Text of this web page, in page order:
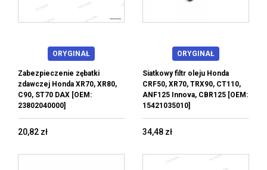
ORYGINAŁ
Zabezpieczenie zębatki
zdawczej Honda XR70, XR80,
C90, ST70 DAX [OEM:
23802040000]
20,82 zł
ORYGINAŁ
Siatkowy filtr oleju Honda
CRF50, XR70, TRX90, CT110,
ANF125 Innova, CBR125 [OEM:
15421035010]
34,48 zł